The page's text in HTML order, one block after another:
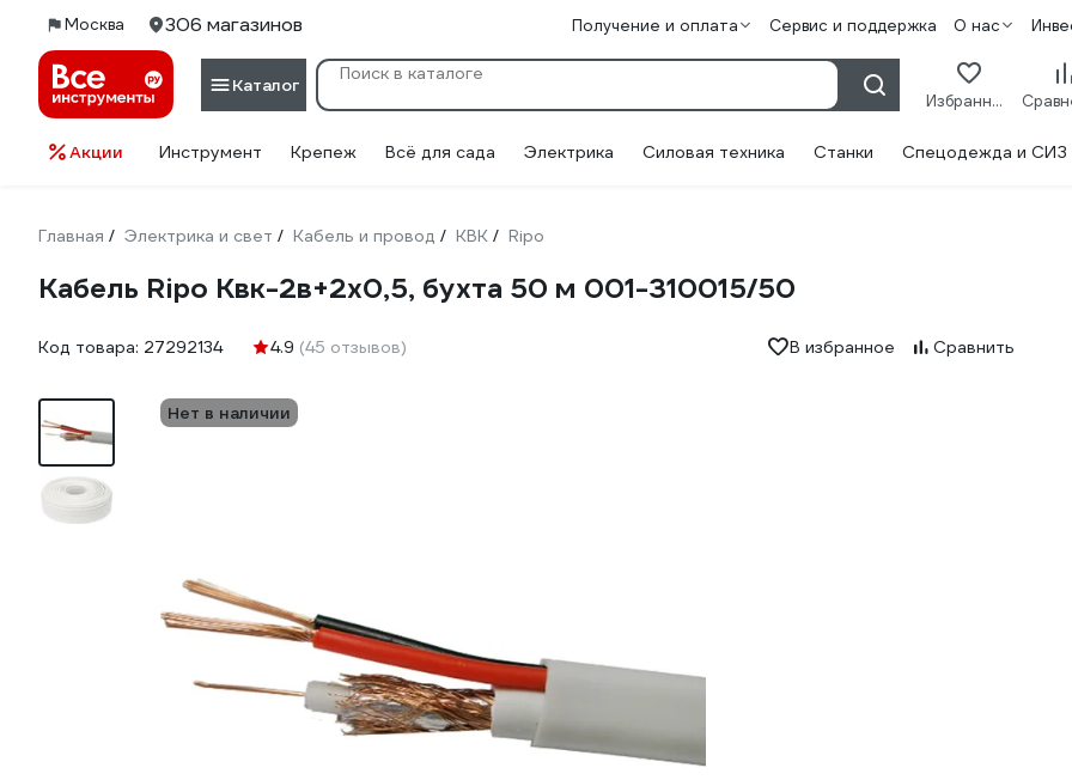
Москва 306 магазинов Получение и оплата Сервис и поддержка О нас
Каталог
Избранное
Акции Инструмент Крепеж Всё для сада Электрика Силовая техника Станки Спецодежда и СИЗ
Главная / Электрика и свет / Кабель и провод / КВК / Ripo
Кабель Ripo Квк-2в+2x0,5, бухта 50 м 001-310015/50
Код товара: 27292134 4.9 (45 отзывов) В избранное Сравнить
Нет в наличии